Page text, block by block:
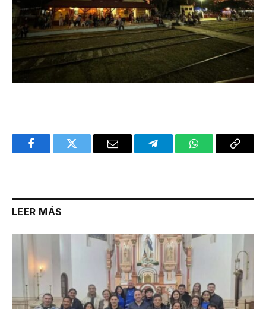
FacebookTwitter Email TelegramWhatsAppCopy
LEER MÁS